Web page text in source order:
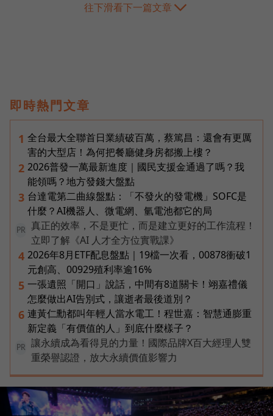
往下滑看下一篇文章
即時熱門文章
1 全台最大全聯首日業績破百萬，蔡篤昌：還會有更厲
害的大型店！為何把餐廳健身房都搬上樓？
2 2026普發一萬最新進度｜國民支援金通過了嗎？我
能領嗎？地方發錢大盤點
3 台達電第二曲線盤點：「不發火的發電機」SOFC是
什麼？AI機器人、微電網、氫電池都它的局
PR
真正的效率，不是更忙，而是建立更好的工作流程！
立即了解《AI 人才全方位實戰課》
4 2026年8月ETF配息盤點｜19檔一次看，00878衝破1
元創高、00929殖利率逾16%
5 一張遺照「開口」說話，中間有8道關卡！翊嘉禮儀
怎麼做出AI告別式，讓逝者最後道別？
6 連黃仁勳都叫年輕人當水電工！程世嘉：智慧通膨重
新定義「有價值的人」到底什麼樣子？
PR
讓永續成為看得見的力量！國際品牌X百大經理人雙
重榮譽認證，放大永續價值影響力